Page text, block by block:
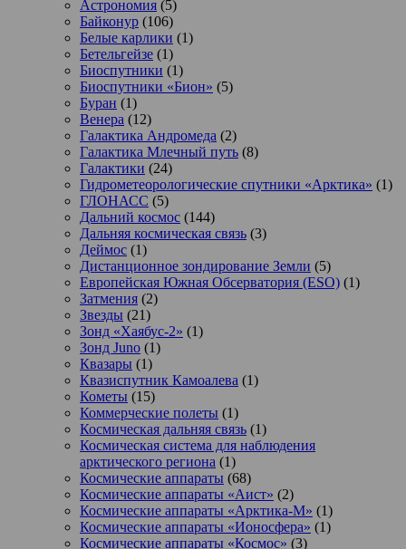
Астрономия (5)
Байконур (106)
Белые карлики (1)
Бетельгейзе (1)
Биоспутники (1)
Биоспутники «Бион» (5)
Буран (1)
Венера (12)
Галактика Андромеда (2)
Галактика Млечный путь (8)
Галактики (24)
Гидрометеорологические спутники «Арктика» (1)
ГЛОНАСС (5)
Дальний космос (144)
Дальняя космическая связь (3)
Деймос (1)
Дистанционное зондирование Земли (5)
Европейская Южная Обсерватория (ESO) (1)
Затмения (2)
Звезды (21)
Зонд «Хаябус-2» (1)
Зонд Juno (1)
Квазары (1)
Квазиспутник Камоалева (1)
Кометы (15)
Коммерческие полеты (1)
Космическая дальняя связь (1)
Космическая система для наблюдения
арктического региона (1)
Космические аппараты (68)
Космические аппараты «Аист» (2)
Космические аппараты «Арктика-М» (1)
Космические аппараты «Ионосфера» (1)
Космические аппараты «Космос» (3)